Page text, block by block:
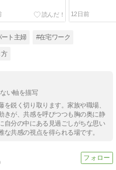
12日前
ート主婦 #在宅ワーク
方
い軸を描写
鋭く切り取ります。家族や職場、
きが、共感を呼びつつも胸の奥に静
自分の中にある見過ごしがちな思い
共感の視点を得られる場です。